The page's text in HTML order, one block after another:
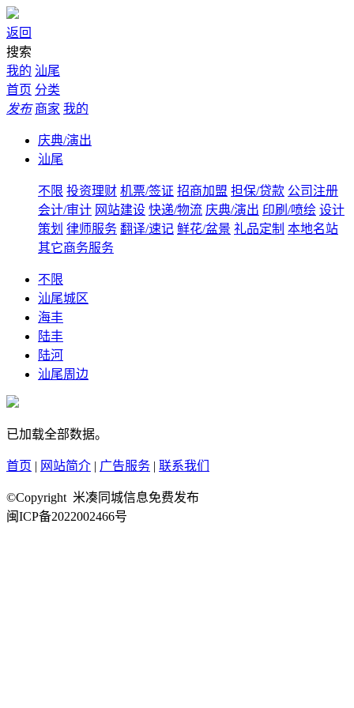
返回
搜索
我的 汕尾
首页 分类
发布 商家 我的
庆典/演出
汕尾
不限 投资理财 机票/签证 招商加盟 担保/贷款 公司注册
会计/审计 网站建设 快递/物流 庆典/演出 印刷/喷绘 设计
策划 律师服务 翻译/速记 鲜花/盆景 礼品定制 本地名站
其它商务服务
不限
汕尾城区
海丰
陆丰
陆河
汕尾周边
已加载全部数据。
首页 | 网站简介 | 广告服务 | 联系我们
©Copyright 米凑同城信息免费发布
闽ICP备2022002466号